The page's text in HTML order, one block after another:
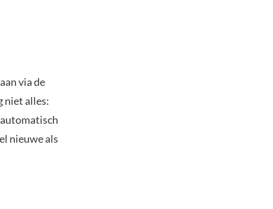
via de
niet alles:
nieuwe als